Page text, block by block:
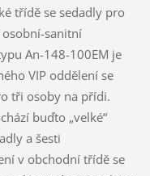
třídě se sedadly pro
sanitní
An-148-100EM je
VIP oddělení se
tři osoby na přídi.
buďto „velké“
a šesti
v obchodní třídě se